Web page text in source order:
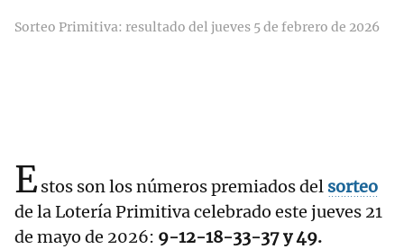
Sorteo Primitiva: resultado del jueves 5 de febrero de 2026
Estos son los números premiados del sorteo
de la Lotería Primitiva celebrado este jueves 21
de mayo de 2026: 9-12-18-33-37 y 49.